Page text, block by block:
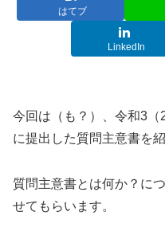
はてブ
LinkedIn
今回は（も？）、令和3
に提出した質問主意書を紹
質問主意書とは何か？に
せてもらいます。